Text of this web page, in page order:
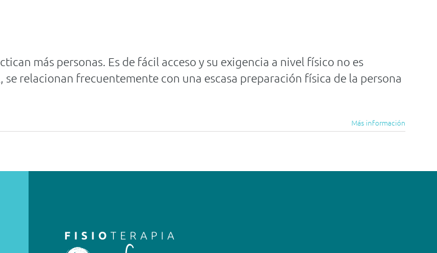
más personas. Es de fácil acceso y su exigencia a nivel físico no es
relacionan frecuentemente con una escasa preparación física de la persona
Más información